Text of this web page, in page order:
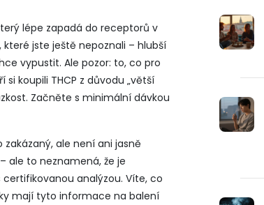
lépe zapadá do receptorů v
které jste ještě nepoznali – hlubší
vypustit. Ale pozor: to, co pro
koupili THCP z důvodu „větší
Začněte s minimální dávkou
ale není ani jasně
ale to neznamená, že je
certifikovanou analýzou. Víte, co
mají tyto informace na balení